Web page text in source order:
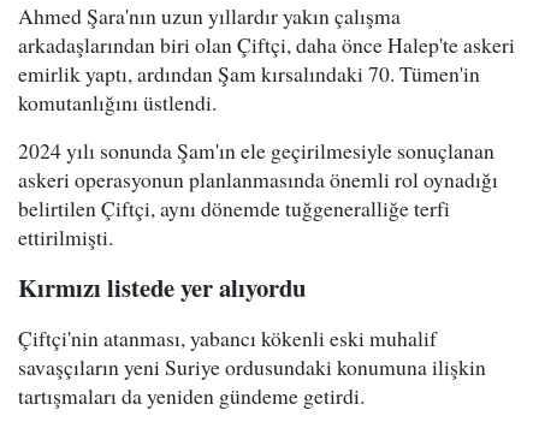
Ahmed Şara'nın uzun yıllardır yakın çalışma
arkadaşlarından biri olan Çiftçi, daha önce Halep'te askeri
emirlik yaptı, ardından Şam kırsalındaki 70. Tümen'in
komutanlığını üstlendi.
2024 yılı sonunda Şam'ın ele geçirilmesiyle sonuçlanan
askeri operasyonun planlanmasında önemli rol oynadığı
belirtilen Çiftçi, aynı dönemde tuğgeneralliğe terfi
ettirilmişti.
Kırmızı listede yer alıyordu
Çiftçi'nin atanması, yabancı kökenli eski muhalif
savaşçıların yeni Suriye ordusundaki konumuna ilişkin
tartışmaları da yeniden gündeme getirdi.